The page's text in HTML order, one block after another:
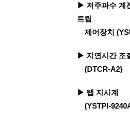
▶ 저주파수 계
트립
제어장치
▶ 지연시간 조
(DTCR-A2)
▶ 탭 지시계
(YSTPI-